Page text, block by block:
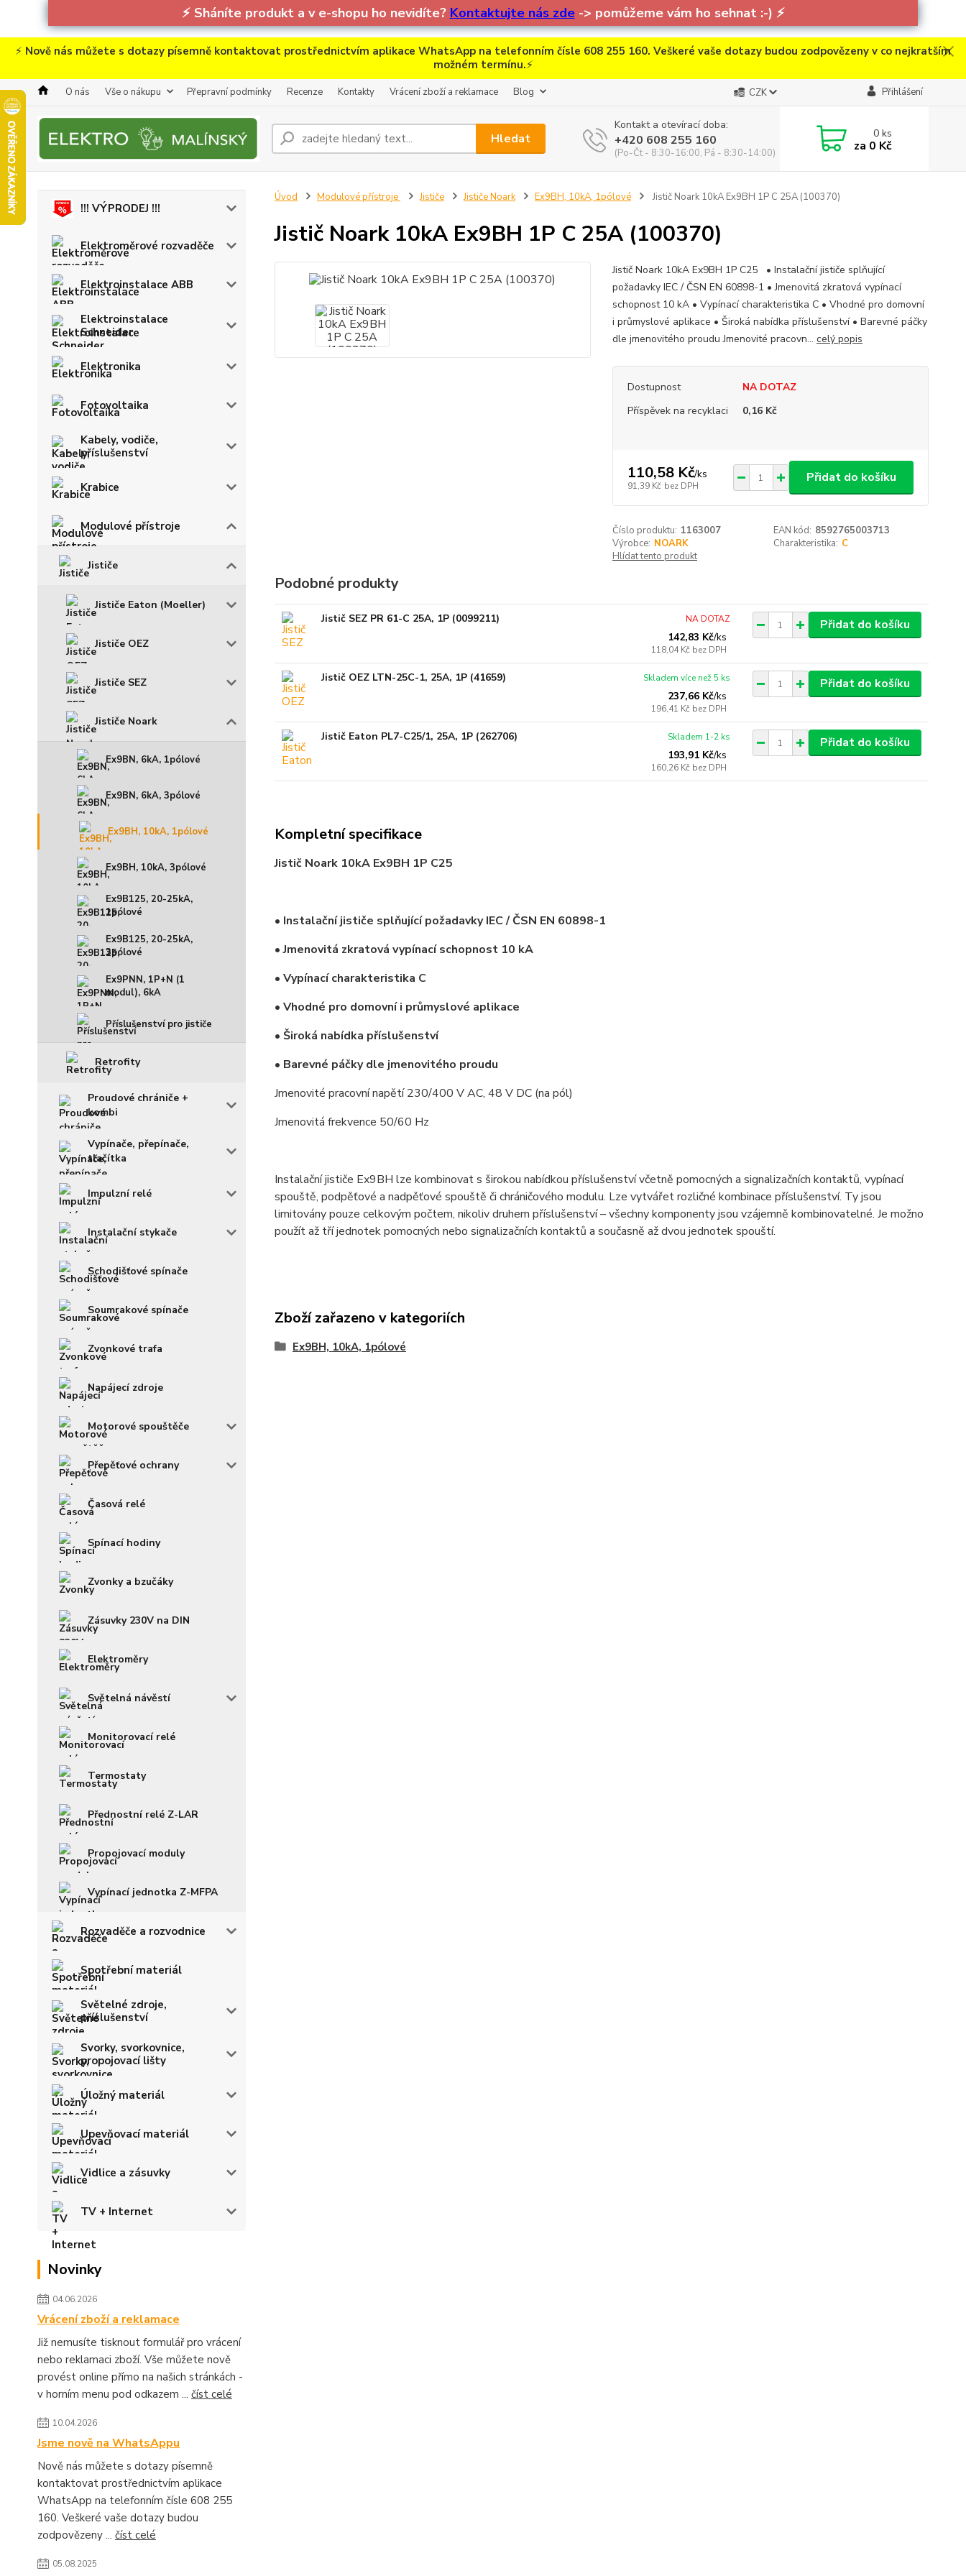
⚡ Sháníte produkt a v e-shopu ho nevidíte? Kontaktujte nás zde-> pomůžeme vám ho sehnat :-) ⚡
⚡ Nově nás můžete s dotazy písemně kontaktovat prostřednictvím aplikace WhatsApp na telefonním čísle 608 255 160. Veškeré vaše dotazy budou zodpovězeny v co nejkratším
možném termínu.⚡
O nás Vše o nákupu Přepravní podmínky Recenze Kontakty Vrácení zboží a reklamace Blog CZK Přihlášení
Hledat
Kontakt a otevírací doba:
+420 608 255 160
(Po-Čt - 8:30-16:00, Pá - 8:30-14:00)
0ks
za 0 Kč
!!! VÝPRODEJ !!!
Elektroměrové rozvaděče
Elektroinstalace ABB
Elektroinstalace
Schneider
Elektronika
Fotovoltaika
Kabely, vodiče,
příslušenství
Krabice
Modulové přístroje
Jističe
Jističe Eaton (Moeller)
Jističe OEZ
Jističe SEZ
Jističe Noark
Ex9BN, 6kA, 1pólové
Ex9BN, 6kA, 3pólové
Ex9BH, 10kA, 1pólové
Ex9BH, 10kA, 3pólové
Ex9B125, 20-25kA,
1pólové
Ex9B125, 20-25kA,
3pólové
Ex9PNN, 1P+N (1
modul), 6kA
Příslušenství pro jističe
Retrofity
Proudové chrániče +
kombi
Vypínače, přepínače,
tlačítka
Impulzní relé
Instalační stykače
Schodišťové spínače
Soumrakové spínače
Zvonkové trafa
Napájecí zdroje
Motorové spouštěče
Přepěťové ochrany
Časová relé
Spínací hodiny
Zvonky a bzučáky
Zásuvky 230V na DIN
Elektroměry
Světelná návěstí
Monitorovací relé
Termostaty
Přednostní relé Z-LAR
Propojovací moduly
Vypínací jednotka Z-MFPA
Rozvaděče a rozvodnice
Spotřební materiál
Světelné zdroje,
příslušenství
Svorky, svorkovnice,
propojovací lišty
Úložný materiál
Upevňovací materiál
Vidlice a zásuvky
TV + Internet
Novinky
04.06.2026
Vrácení zboží a reklamace
Již nemusíte tisknout formulář pro vrácení
nebo reklamaci zboží. Vše můžete nově
provést online přímo na našich stránkách -
v horním menu pod odkazem ... číst celé
10.04.2026
Jsme nově na WhatsAppu
Nově nás můžete s dotazy písemně
kontaktovat prostřednictvím aplikace
WhatsApp na telefonním čísle 608 255
160. Veškeré vaše dotazy budou
zodpovězeny ... číst celé
05.08.2025
Úvod Modulové přístroje Jističe Jističe Noark Ex9BH, 10kA, 1pólové Jistič Noark 10kA Ex9BH 1P C 25A (100370)
Jistič Noark 10kA Ex9BH 1P C 25A (100370)
Jistič Noark 10kA Ex9BH 1P C25 • Instalační jističe splňující
požadavky IEC / ČSN EN 60898-1 • Jmenovitá zkratová vypínací
schopnost 10 kA • Vypínací charakteristika C • Vhodné pro domovní
i průmyslové aplikace • Široká nabídka příslušenství • Barevné páčky
dle jmenovitého proudu Jmenovité pracovn... celý popis
Dostupnost
NA DOTAZ
Příspěvek na recyklaci
0,16 Kč
110,58 Kč/ks
91,39 Kč bez DPH
Přidat do košíku
Číslo produktu: 1163007 EAN kód: 8592765003713
Výrobce: NOARK Charakteristika: C
Hlídat tento produkt
Podobné produkty
Jistič SEZ PR 61-C 25A, 1P (0099211)
142,83 Kč/ks
118,04 Kč bez DPH
NA DOTAZ Přidat do košíku
Jistič OEZ LTN-25C-1, 25A, 1P (41659)
237,66 Kč/ks
196,41 Kč bez DPH
Skladem více než 5 ks Přidat do košíku
Jistič Eaton PL7-C25/1, 25A, 1P (262706)
193,91 Kč/ks
160,26 Kč bez DPH
Skladem 1-2 ks Přidat do košíku
Kompletní specifikace
Jistič Noark 10kA Ex9BH 1P C25
• Instalační jističe splňující požadavky IEC / ČSN EN 60898-1
• Jmenovitá zkratová vypínací schopnost 10 kA
• Vypínací charakteristika C
• Vhodné pro domovní i průmyslové aplikace
• Široká nabídka příslušenství
• Barevné páčky dle jmenovitého proudu
Jmenovité pracovní napětí 230/400 V AC, 48 V DC (na pól)
Jmenovitá frekvence 50/60 Hz
Instalační jističe Ex9BH lze kombinovat s širokou nabídkou příslušenství včetně pomocných a signalizačních kontaktů, vypínací
spouště, podpěťové a nadpěťové spouště či chráničového modulu. Lze vytvářet rozličné kombinace příslušenství. Ty jsou
limitovány pouze celkovým počtem, nikoliv druhem příslušenství – všechny komponenty jsou vzájemně kombinovatelné. Je možno
použít až tří jednotek pomocných nebo signalizačních kontaktů a současně až dvou jednotek spouští.
Zboží zařazeno v kategoriích
Ex9BH, 10kA, 1pólové